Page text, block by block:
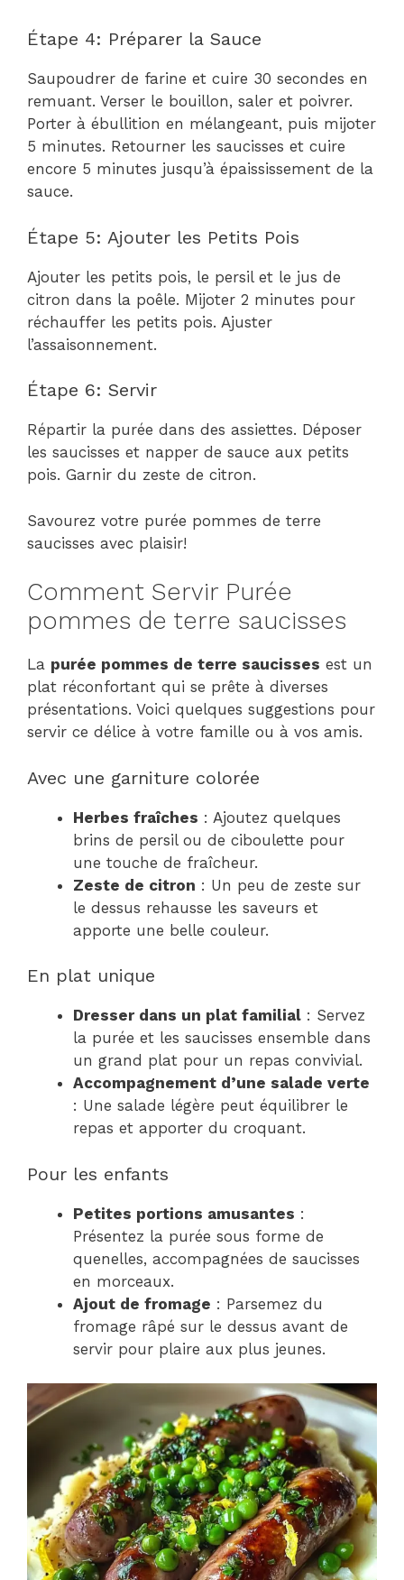
Étape 4: Préparer la Sauce
Saupoudrer de farine et cuire 30 secondes en
remuant. Verser le bouillon, saler et poivrer.
Porter à ébullition en mélangeant, puis mijoter
5 minutes. Retourner les saucisses et cuire
encore 5 minutes jusqu’à épaississement de la
sauce.
Étape 5: Ajouter les Petits Pois
Ajouter les petits pois, le persil et le jus de
citron dans la poêle. Mijoter 2 minutes pour
réchauffer les petits pois. Ajuster
l’assaisonnement.
Étape 6: Servir
Répartir la purée dans des assiettes. Déposer
les saucisses et napper de sauce aux petits
pois. Garnir du zeste de citron.
Savourez votre purée pommes de terre
saucisses avec plaisir!
Comment Servir Purée
pommes de terre saucisses
La purée pommes de terre saucisses est un
plat réconfortant qui se prête à diverses
présentations. Voici quelques suggestions pour
servir ce délice à votre famille ou à vos amis.
Avec une garniture colorée
Herbes fraîches : Ajoutez quelques
brins de persil ou de ciboulette pour
une touche de fraîcheur.
Zeste de citron : Un peu de zeste sur
le dessus rehausse les saveurs et
apporte une belle couleur.
En plat unique
Dresser dans un plat familial : Servez
la purée et les saucisses ensemble dans
un grand plat pour un repas convivial.
Accompagnement d’une salade verte
: Une salade légère peut équilibrer le
repas et apporter du croquant.
Pour les enfants
Petites portions amusantes :
Présentez la purée sous forme de
quenelles, accompagnées de saucisses
en morceaux.
Ajout de fromage : Parsemez du
fromage râpé sur le dessus avant de
servir pour plaire aux plus jeunes.